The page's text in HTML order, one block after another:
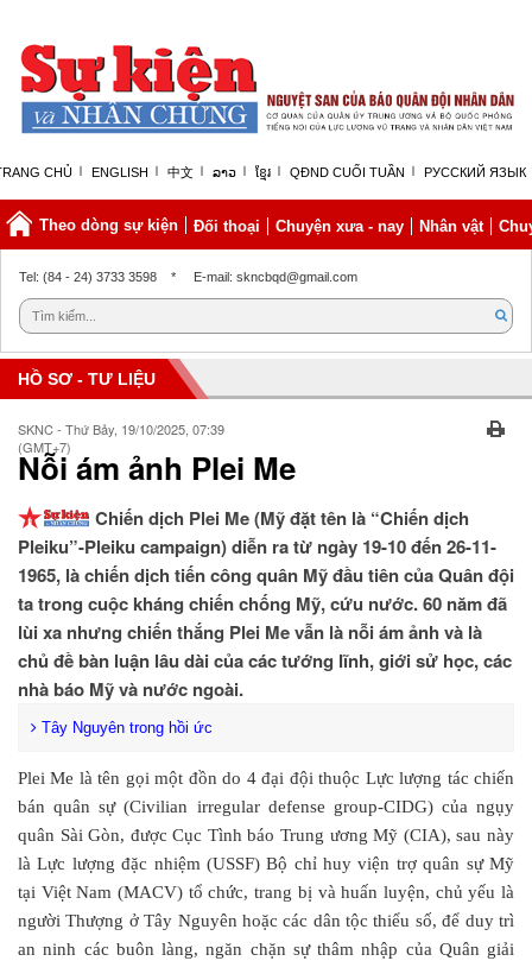
CHỦ ENGLISH 中文 ລາວ ខ្មែរ QĐND CUỐI TUẦN РУССКИЙ ЯЗЫК
Theo dòng sự kiện Đối thoại Chuyện xưa - nay Nhân vật
Thứ bảy, 08/08/2026 | 04:48 GMT+7
Tel: (84 - 24) 3733 3598 * E-mail: skncbqd@gmail.com
HỒ SƠ - TƯ LIỆU
SKNC - Thứ Bảy, 19/10/2025, 07:39
(GMT+7)
Nỗi ám ảnh Plei Me
Chiến dịch Plei Me (Mỹ đặt tên là “Chiến dịch
Pleiku”-Pleiku campaign) diễn ra từ ngày 19-10 đến 26-11-
1965, là chiến dịch tiến công quân Mỹ đầu tiên của Quân đội
ta trong cuộc kháng chiến chống Mỹ, cứu nước. 60 năm đã
lùi xa nhưng chiến thắng Plei Me vẫn là nỗi ám ảnh và là
chủ đề bàn luận lâu dài của các tướng lĩnh, giới sử học, các
nhà báo Mỹ và nước ngoài.
Tây Nguyên trong hồi ức
Plei Me là tên gọi một đồn do 4 đại đội thuộc Lực lượng tác chiến
bán quân sự (Civilian irregular defense group-CIDG) của ngụy
quân Sài Gòn, được Cục Tình báo Trung ương Mỹ (CIA), sau này
là Lực lượng đặc nhiệm (USSF) Bộ chỉ huy viện trợ quân sự Mỹ
tại Việt Nam (MACV) tổ chức, trang bị và huấn luyện, chủ yếu là
người Thượng ở Tây Nguyên hoặc các dân tộc thiểu số, để duy trì
an ninh các buôn làng, ngăn chặn sự thâm nhập của Quân giải